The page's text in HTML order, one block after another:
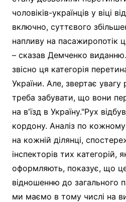
чоловіків-українців у віці
включно, суттєвого
напливу на пасажиропотік
– сказав Демченко
звісно ця категорія
України. Але, звертає
треба забувати, що вони
на в'їзд в Україну."Рух
кордону. Аналіз по кожному
на кожній ділянці,
інспекторів тих категорій,
оформляють, показує, що
відношенню до загального
ми маємо в тому числі на